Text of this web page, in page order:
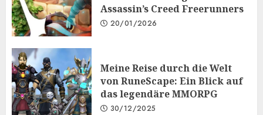
Assassin’s Creed Freerunners
20/01/2026
Meine Reise durch die Welt
von RuneScape: Ein Blick auf
das legendäre MMORPG
30/12/2025